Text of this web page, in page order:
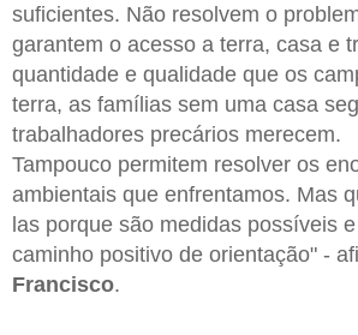
suficientes. Não resolvem o
garantem o acesso a terra, casa e
quantidade e qualidade que os
terra, as famílias sem uma casa
trabalhadores precários merecem.
Tampouco permitem resolver os
ambientais que enfrentamos. Mas
las porque são medidas possíveis
caminho positivo de orientação" -
Francisco.